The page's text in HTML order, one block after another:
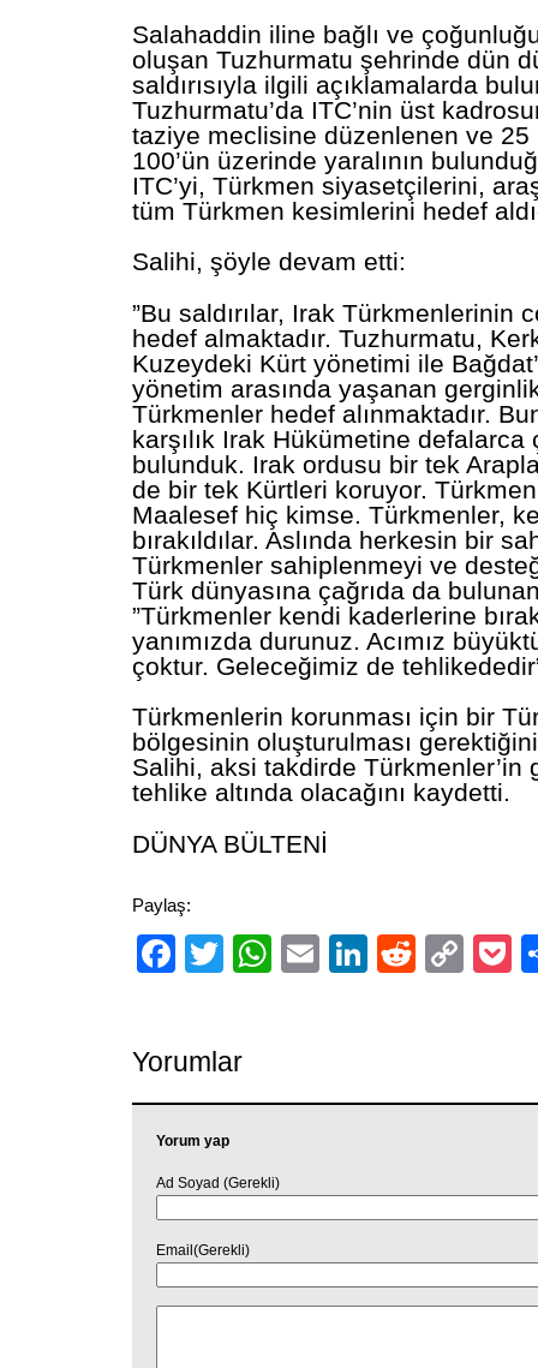
Salahaddin iline bağlı ve
oluşan Tuzhurmatu şehrinde dün
saldırısıyla ilgili açıklamalarda
Tuzhurmatu’da ITC’nin üst
taziye meclisine düzenlenen ve
100’ün üzerinde yaralının
ITC’yi, Türkmen siyasetçilerini,
tüm Türkmen kesimlerini hedef
Salihi, şöyle devam etti:
”Bu saldırılar, Irak Türkmenlerinin
hedef almaktadır. Tuzhurmatu,
Kuzeydeki Kürt yönetimi ile
yönetim arasında yaşanan
Türkmenler hedef alınmaktadır.
karşılık Irak Hükümetine defalarca
bulunduk. Irak ordusu bir tek
de bir tek Kürtleri koruyor.
Maalesef hiç kimse. Türkmenler,
bırakıldılar. Aslında herkesin bir
Türkmenler sahiplenmeyi ve
Türk dünyasına çağrıda da
”Türkmenler kendi kaderlerine
yanımızda durunuz. Acımız
çoktur. Geleceğimiz de
Türkmenlerin korunması için bir
bölgesinin oluşturulması
Salihi, aksi takdirde Türkmenler’in
tehlike altında olacağını kaydetti.
DÜNYA BÜLTENİ
Paylaş:
Facebook
TwitterWhatsApp
EmailLinkedIn
Reddit
Yorumlar
Yorum yap
Ad Soyad (Gerekli)
Email(Gerekli)